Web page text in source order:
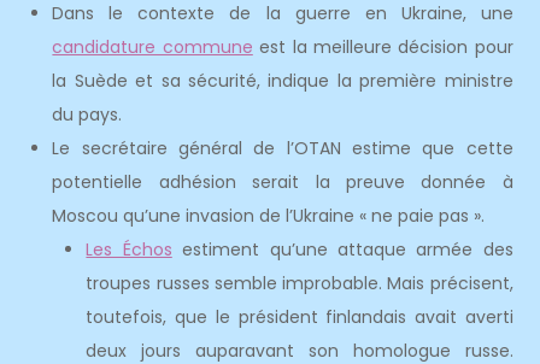
Dans le contexte de la guerre en Ukraine, une
candidature commune est la meilleure décision pour
la Suède et sa sécurité, indique la première ministre
du pays.
Le secrétaire général de l’OTAN estime que cette
potentielle adhésion serait la preuve donnée à
Moscou qu’une invasion de l’Ukraine « ne paie pas ».
Les Échos estiment qu’une attaque armée des
troupes russes semble improbable. Mais précisent,
toutefois, que le président finlandais avait averti
deux jours auparavant son homologue russe.